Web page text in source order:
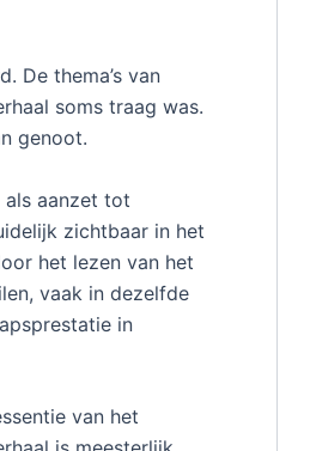
De thema’s van
soms traag was.
genoot.
als aanzet tot
zichtbaar in het
het lezen van het
vaak in dezelfde
in
van het